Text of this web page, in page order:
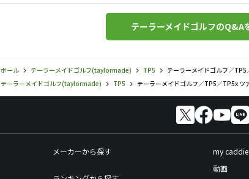
テーラーメイドゴルフのQ&A
ボール テーラーメイドゴルフ(taylormade) TP5
テーラーメイドゴルフ／TP5
テーラーメイドゴルフ(taylormade) TP5 テーラーメイドゴルフ／TP5／TP5x ツ
メーカーから探す
my caddie
動画